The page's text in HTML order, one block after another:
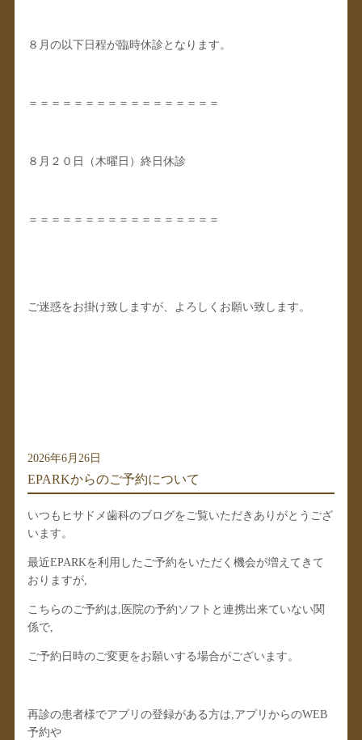
８月の以下日程が臨時休診となります。
＝＝＝＝＝＝＝＝＝＝＝＝＝＝＝＝＝
８月２０日（木曜日）終日休診
＝＝＝＝＝＝＝＝＝＝＝＝＝＝＝＝＝
ご迷惑をお掛け致しますが、よろしくお願い致します。
2026年6月26日
EPARKからのご予約について
いつもヒサドメ歯科のブログをご覧いただきありがとうござ
います。
最近EPARKを利用したご予約をいただく機会が増えてきて
おりますが,
こちらのご予約は,医院の予約ソフトと連携出来ていない関
係で,
ご予約日時のご変更をお願いする場合がございます。
再診の患者様でアプリの登録がある方は,アプリからのWEB
予約や